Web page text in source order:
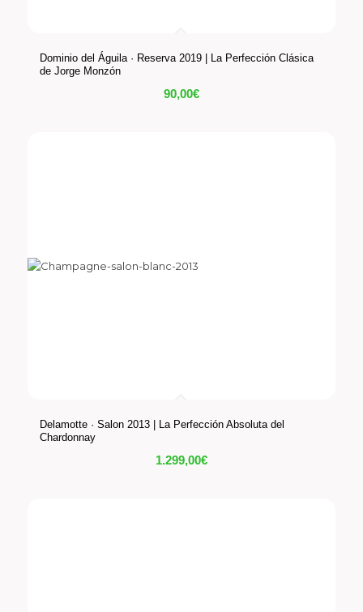
Dominio del Águila · Reserva 2019 | La Perfección Clásica
de Jorge Monzón
90,00€
Delamotte · Salon 2013 | La Perfección Absoluta del
Chardonnay
1.299,00€